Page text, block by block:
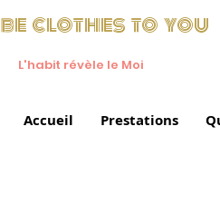
be clothes to you
L'habit révèle le Moi
Accueil Prestations